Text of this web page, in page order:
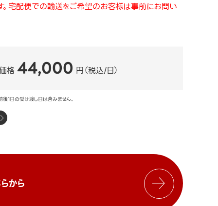
宅配便での輸送をご希望のお客様は事前にお問い
格 44,000 円（税込/日）
1日の受け渡し日は含みません。
から